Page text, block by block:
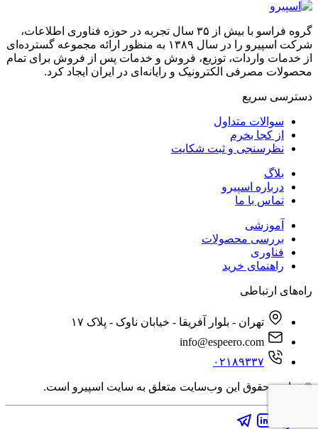
گروه فراسو با بیش از ۳۵ سال تجربه در حوزه فناوری اطلاعات،
شرکت اسپیرو را در سال ۱۳۸۹ به منظور ارائه مجموعه گسترده‌ای
از خدمات واردات، توزیع، فروش و خدمات پس از فروش برای تمام
محصولات مصرفی الکترونیک و رایانه‌ای در ایران ایجاد کرد.
دسترسی‌ سریع
سوالات متداول
از کجا بخرم
نظرسنجی و ثبت شکایت
بلاگ
درباره اسپیرو
تماس با ما
آموزشی
بررسی محصولات
فناوری
راهنمای خرید
راه‌های ارتباطی
تهران - بلوار آفریقا - خیابان ناوک - پلاک ۱۷
۰۲۱۸۹۳۳۷
© تمامی حقوق این وب‌سایت متعلق به سایت اسپیرو است.